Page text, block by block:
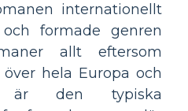
internationellt
formade genren
allt eftersom
hela Europa och
är den typiska